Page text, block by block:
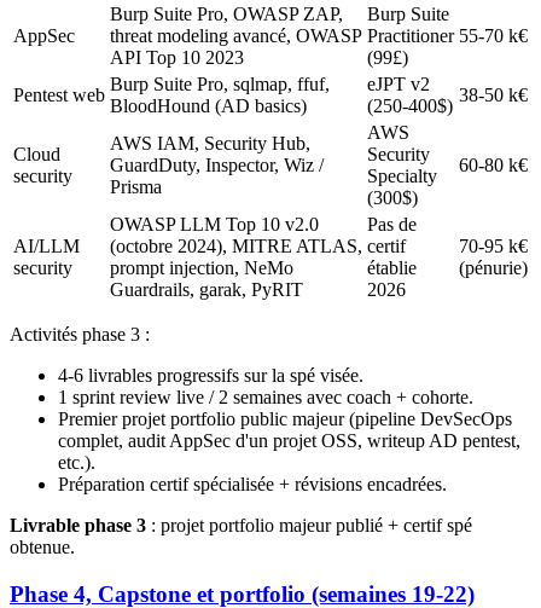
AppSec
Burp Suite Pro, OWASP ZAP,
threat modeling avancé, OWASP
API Top 10 2023
Burp Suite
Practitioner
(99£)
55-70 k€
Pentest web
Burp Suite Pro, sqlmap, ffuf,
BloodHound (AD basics)
eJPT v2
(250-400$)
38-50 k€
Cloud
security
AWS IAM, Security Hub,
GuardDuty, Inspector, Wiz /
Prisma
AWS
Security
Specialty
(300$)
60-80 k€
AI/LLM
security
OWASP LLM Top 10 v2.0
(octobre 2024), MITRE ATLAS,
prompt injection, NeMo
Guardrails, garak, PyRIT
Pas de
certif
établie
2026
70-95 k€
(pénurie)
Activités phase 3 :
4-6 livrables progressifs sur la spé visée.
1 sprint review live / 2 semaines avec coach + cohorte.
Premier projet portfolio public majeur (pipeline DevSecOps
complet, audit AppSec d'un projet OSS, writeup AD pentest,
etc.).
Préparation certif spécialisée + révisions encadrées.
Livrable phase 3 : projet portfolio majeur publié + certif spé
obtenue.
Phase 4, Capstone et portfolio (semaines 19-22)